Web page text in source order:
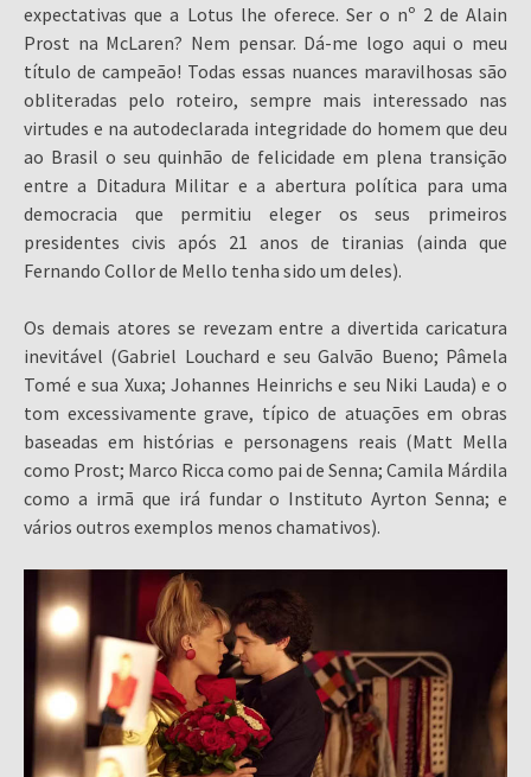
expectativas que a Lotus lhe oferece. Ser o nº 2 de Alain
Prost na McLaren? Nem pensar. Dá-me logo aqui o meu
título de campeão! Todas essas nuances maravilhosas são
obliteradas pelo roteiro, sempre mais interessado nas
virtudes e na autodeclarada integridade do homem que deu
ao Brasil o seu quinhão de felicidade em plena transição
entre a Ditadura Militar e a abertura política para uma
democracia que permitiu eleger os seus primeiros
presidentes civis após 21 anos de tiranias (ainda que
Fernando Collor de Mello tenha sido um deles).
Os demais atores se revezam entre a divertida caricatura
inevitável (Gabriel Louchard e seu Galvão Bueno; Pâmela
Tomé e sua Xuxa; Johannes Heinrichs e seu Niki Lauda) e o
tom excessivamente grave, típico de atuações em obras
baseadas em histórias e personagens reais (Matt Mella
como Prost; Marco Ricca como pai de Senna; Camila Márdila
como a irmã que irá fundar o Instituto Ayrton Senna; e
vários outros exemplos menos chamativos).